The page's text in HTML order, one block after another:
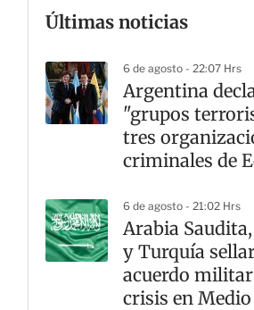
Últimas noticias
6 de agosto - 22:07 Hrs
Argentina
"grupos
tres
criminales de
6 de agosto - 21:02 Hrs
Arabia
y Turquía
acuerdo
crisis en